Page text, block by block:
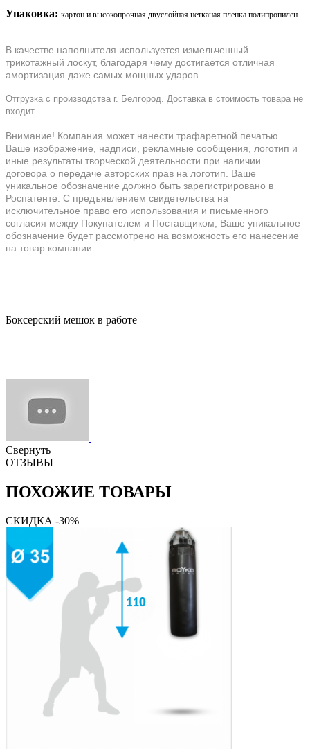
Упаковка: картон и высокопрочная двуслойная нетканая пленка полипропилен.
В качестве наполнителя используется измельченный
трикотажный лоскут, благодаря чему достигается отличная
амортизация даже самых мощных ударов.
Отгрузка с производства г. Белгород. Доставка в стоимость товара не
входит.
Внимание! Компания может нанести трафаретной печатью
Ваше изображение, надписи, рекламные сообщения, логотип и
иные результаты творческой деятельности при наличии
договора о передаче авторских прав на логотип. Ваше
уникальное обозначение должно быть зарегистрировано в
Роспатенте. С предъявлением свидетельства на
исключительное право его использования и письменного
согласия между Покупателем и Поставщиком, Ваше уникальное
обозначение будет рассмотрено на возможность его нанесение
на товар компании.
Боксерский мешок в работе
Свернуть
ОТЗЫВЫ
ПОХОЖИЕ ТОВАРЫ
СКИДКА -30%